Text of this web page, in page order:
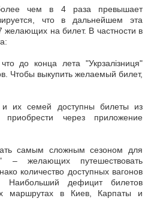
чем в 4 раза превышает
что в дальнейшем эта
желающих на билет. В частности в
чтодо конца лета "Укрзалізниця"
. Чтобы выкупить желаемый билет,
их семей доступны билеты из
через приложение
самым сложным сезоном для
– желающих путешествовать
количество доступных вагонов
Наибольший дефицит билетов
маршрутах в Киев, Карпаты и